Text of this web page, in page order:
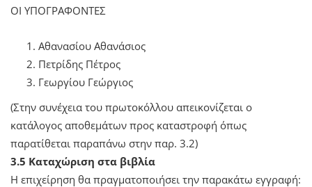
ΟΙ ΥΠΟΓΡΑΦΟΝΤΕΣ
Αθανασίου Αθανάσιος
Πετρίδης Πέτρος
Γεωργίου Γεώργιος
(Στην συνέχεια του πρωτοκόλλου απεικονίζεται ο
κατάλογος αποθεμάτων προς καταστροφή όπως
παρατίθεται παραπάνω στην παρ. 3.2)
3.5 Καταχώριση στα βιβλία
Η επιχείρηση θα πραγματοποιήσει την παρακάτω εγγραφή: